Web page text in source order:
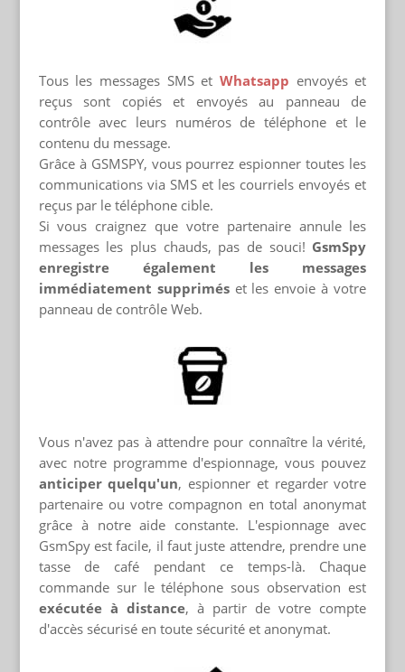
Tous les messages SMS etWhatsapp envoyés et
reçus sont copiés et envoyés au panneau de
contrôle avec leurs numéros de téléphone et le
contenu du message.
Grâce à GSMSPY, vous pourrez espionner toutes les
communications via SMS et les courriels envoyés et
reçus par le téléphone cible.
Si vous craignez que votre partenaire annule les
messages les plus chauds, pas de souci! GsmSpy
enregistre également les messages
immédiatement supprimés et les envoie à votre
panneau de contrôle Web.
Vous n'avez pas à attendre pour connaître la vérité,
avec notre programme d'espionnage, vous pouvez
anticiper quelqu'un, espionner et regarder votre
partenaire ou votre compagnon en total anonymat
grâce à notre aide constante. L'espionnage avec
GsmSpy est facile, il faut juste attendre, prendre une
tasse de café pendant ce temps-là. Chaque
commande sur le téléphone sous observation est
exécutée à distance, à partir de votre compte
d'accès sécurisé en toute sécurité et anonymat.